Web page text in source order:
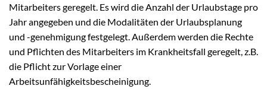
Mitarbeiters geregelt. Es wird die Anzahl der Urlaubstage pro
Jahr angegeben und die Modalitäten der Urlaubsplanung
und -genehmigung festgelegt. Außerdem werden die Rechte
und Pflichten des Mitarbeiters im Krankheitsfall geregelt, z.B.
die Pflicht zur Vorlage einer
Arbeitsunfähigkeitsbescheinigung.